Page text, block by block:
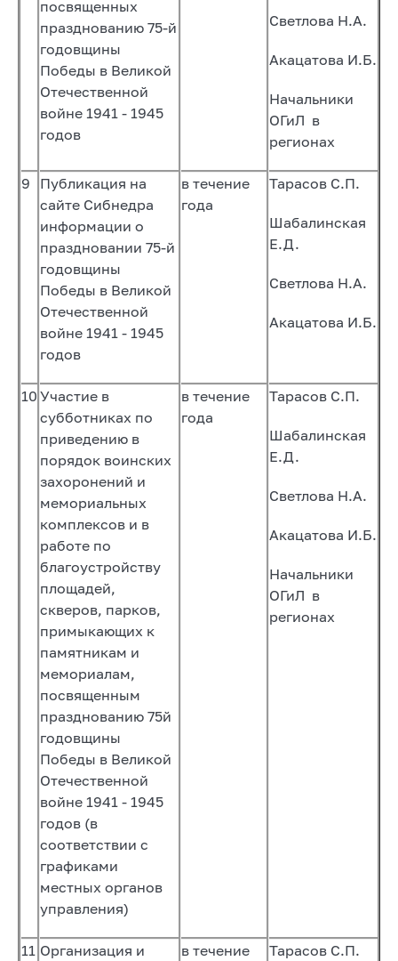
посвященных
празднованию 75-й
годовщины
Победы в Великой
Отечественной
войне 1941 - 1945
годов
Светлова Н.А.
Акацатова И.Б.
Начальники
ОГиЛ в
регионах
9
Публикация на
сайте Сибнедра
информации о
праздновании 75-й
годовщины
Победы в Великой
Отечественной
войне 1941 - 1945
годов
в течение
года
Тарасов С.П.
Шабалинская
Е.Д.
Светлова Н.А.
Акацатова И.Б.
10 Участие в
субботниках по
приведению в
порядок воинских
захоронений и
мемориальных
комплексов и в
работе по
благоустройству
площадей,
скверов, парков,
примыкающих к
памятникам и
мемориалам,
посвященным
празднованию 75­й
годовщины
Победы в Великой
Отечественной
войне 1941 - 1945
годов (в
соответствии с
графиками
местных органов
управления)
в течение
года
Тарасов С.П.
Шабалинская
Е.Д.
Светлова Н.А.
Акацатова И.Б.
Начальники
ОГиЛ в
регионах
11 Организация и
в течение
Тарасов С.П.